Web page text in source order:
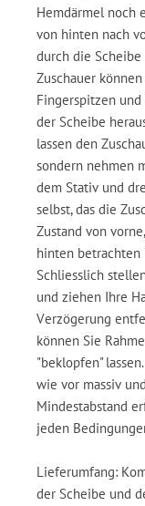
Hemdärmel noch
von hinten nach
durch die
Zuschauer
Fingerspitzen
der Scheibe
lassen den
sondern nehmen
dem Stativ und
selbst, das die
Zustand von
hinten betrachten
Schliesslich
und ziehen Ihre
Verzögerung
können Sie
"beklopfen"
wie vor massiv
Mindestabstand
jeden
Lieferumfang:
der Scheibe und